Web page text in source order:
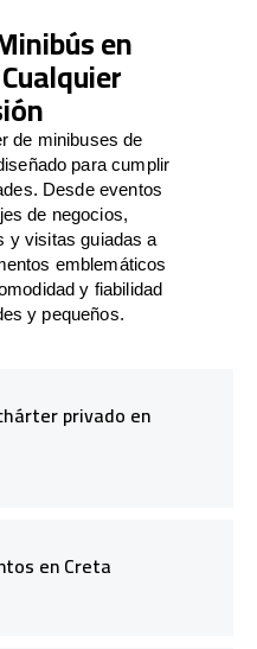
en
de minibuses de
para cumplir
Desde eventos
de negocios,
y visitas guiadas a
emblemáticos
y fiabilidad
y pequeños.
privado en
en Creta